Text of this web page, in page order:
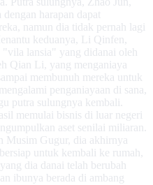
harapan dapat
namun dia tidak pernah lagi
keduanya, Li Qinfen,
"vila lansia" yang didanai oleh
Qian Li, yang menganiaya
membunuh mereka untuk
penganiayaan di sana,
putra sulungnya kembali.
memulai bisnis di luar negeri
aset senilai miliaran.
Musim Gugur, dia akhirnya
untuk kembali ke rumah,
dia danai telah berubah
ibunya berada di ambang